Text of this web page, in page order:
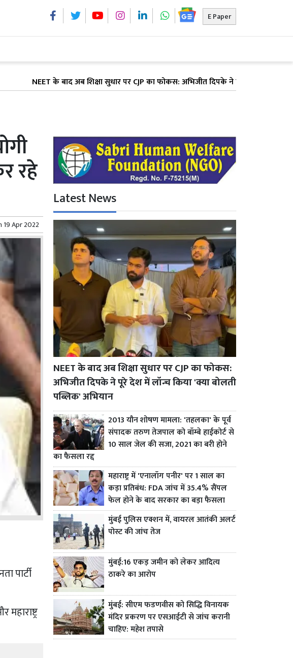
E Paper
NEET के बाद अब शिक्षा सुधार पर CJP का फोकस: अभिजीत दिपके ने पूरे देश में लॉन्च किया 'क्या
रहे
19 Apr 2022
पार्टी
Latest News
NEET के बाद अब शिक्षा सुधार पर CJP का फोकस:
अभिजीत दिपके ने पूरे देश में लॉन्च किया 'क्या बोलती
पब्लिक' अभियान
2013 यौन शोषण मामला: 'तहलका' के पूर्व
संपादक तरुण तेजपाल को बॉम्बे हाईकोर्ट से
10 साल जेल की सजा, 2021 का बरी होने
का फैसला रद्द
महाराष्ट्र में 'एनालॉग पनीर' पर 1 साल का
कड़ा प्रतिबंध: FDA जांच में 35.4% सैंपल
फेल होने के बाद सरकार का बड़ा फैसला
मुंबई पुलिस एक्शन में, वायरल आतंकी अलर्ट
पोस्ट की जांच तेज
मुंबई:16 एकड़ जमीन को लेकर आदित्य
ठाकरे का आरोप
मुंबई: सीएम फडणवीस को सिद्धि विनायक
मंदिर प्रकरण पर एसआईटी से जांच करानी
चाहिए: महेश तपासे